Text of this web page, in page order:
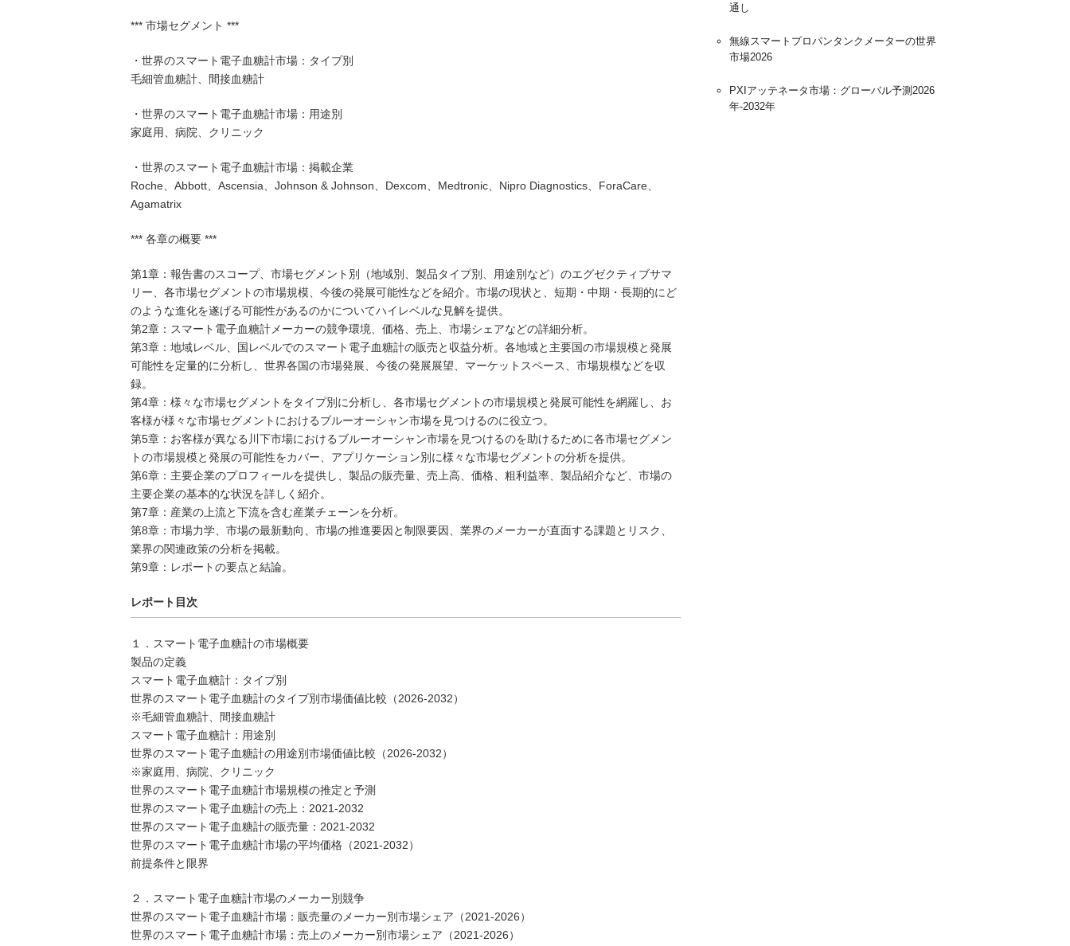
*** 市場セグメント ***
・世界のスマート電子血糖計市場：タイプ別
毛細管血糖計、間接血糖計
・世界のスマート電子血糖計市場：用途別
家庭用、病院、クリニック
・世界のスマート電子血糖計市場：掲載企業
Roche、Abbott、Ascensia、Johnson & Johnson、Dexcom、Medtronic、Nipro Diagnostics、ForaCare、
Agamatrix
*** 各章の概要 ***
第1章：報告書のスコープ、市場セグメント別（地域別、製品タイプ別、用途別など）のエグゼクティブサマ
リー、各市場セグメントの市場規模、今後の発展可能性などを紹介。市場の現状と、短期・中期・長期的にど
のような進化を遂げる可能性があるのかについてハイレベルな見解を提供。
第2章：スマート電子血糖計メーカーの競争環境、価格、売上、市場シェアなどの詳細分析。
第3章：地域レベル、国レベルでのスマート電子血糖計の販売と収益分析。各地域と主要国の市場規模と発展
可能性を定量的に分析し、世界各国の市場発展、今後の発展展望、マーケットスペース、市場規模などを収
録。
第4章：様々な市場セグメントをタイプ別に分析し、各市場セグメントの市場規模と発展可能性を網羅し、お
客様が様々な市場セグメントにおけるブルーオーシャン市場を見つけるのに役立つ。
第5章：お客様が異なる川下市場におけるブルーオーシャン市場を見つけるのを助けるために各市場セグメン
トの市場規模と発展の可能性をカバー、アプリケーション別に様々な市場セグメントの分析を提供。
第6章：主要企業のプロフィールを提供し、製品の販売量、売上高、価格、粗利益率、製品紹介など、市場の
主要企業の基本的な状況を詳しく紹介。
第7章：産業の上流と下流を含む産業チェーンを分析。
第8章：市場力学、市場の最新動向、市場の推進要因と制限要因、業界のメーカーが直面する課題とリスク、
業界の関連政策の分析を掲載。
第9章：レポートの要点と結論。
レポート目次
１．スマート電子血糖計の市場概要
製品の定義
スマート電子血糖計：タイプ別
世界のスマート電子血糖計のタイプ別市場価値比較（2026-2032）
※毛細管血糖計、間接血糖計
スマート電子血糖計：用途別
世界のスマート電子血糖計の用途別市場価値比較（2026-2032）
※家庭用、病院、クリニック
世界のスマート電子血糖計市場規模の推定と予測
世界のスマート電子血糖計の売上：2021-2032
世界のスマート電子血糖計の販売量：2021-2032
世界のスマート電子血糖計市場の平均価格（2021-2032）
前提条件と限界
２．スマート電子血糖計市場のメーカー別競争
世界のスマート電子血糖計市場：販売量のメーカー別市場シェア（2021-2026）
世界のスマート電子血糖計市場：売上のメーカー別市場シェア（2021-2026）
通し
無線スマートプロパンタンクメーターの世界
市場2026
PXIアッテネータ市場：グローバル予測2026
年-2032年